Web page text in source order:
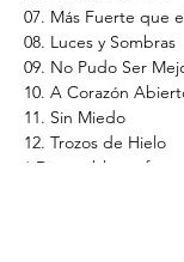
07. Más Fuerte que
08. Luces y Sombras
09. No Pudo Ser
10. A Corazón
11. Sin Miedo
12. Trozos de Hielo
* Disponible en